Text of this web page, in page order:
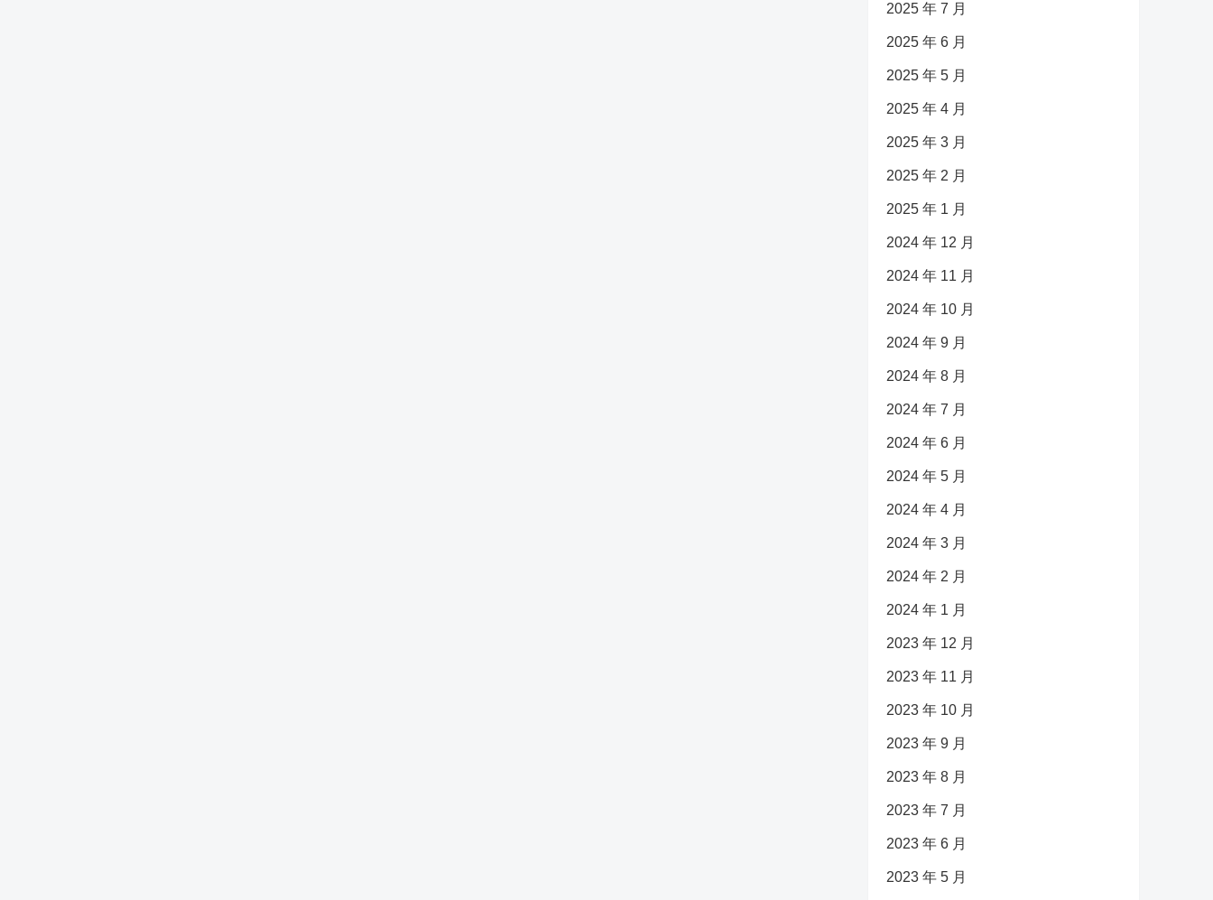
2025 年 7 月
2025 年 6 月
2025 年 5 月
2025 年 4 月
2025 年 3 月
2025 年 2 月
2025 年 1 月
2024 年 12 月
2024 年 11 月
2024 年 10 月
2024 年 9 月
2024 年 8 月
2024 年 7 月
2024 年 6 月
2024 年 5 月
2024 年 4 月
2024 年 3 月
2024 年 2 月
2024 年 1 月
2023 年 12 月
2023 年 11 月
2023 年 10 月
2023 年 9 月
2023 年 8 月
2023 年 7 月
2023 年 6 月
2023 年 5 月